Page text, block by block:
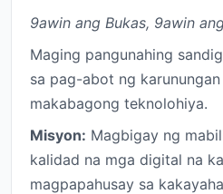
9awin ang Bukas, 9awin
Maging pangunahing
sa pag-abot ng
makabagong teknolohiya.
Misyon: Magbigay ng
kalidad na mga digital na
magpapahusay sa